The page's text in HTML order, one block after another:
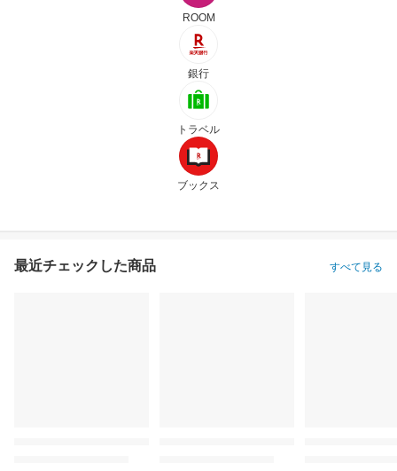
ROOM
銀行
トラベル
ブックス
最近チェックした商品 すべて見る